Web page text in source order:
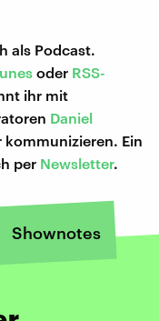
als Podcast.
oder RSS-
ihr mit
Daniel
kommunizieren. Ein
per Newsletter.
Shownotes